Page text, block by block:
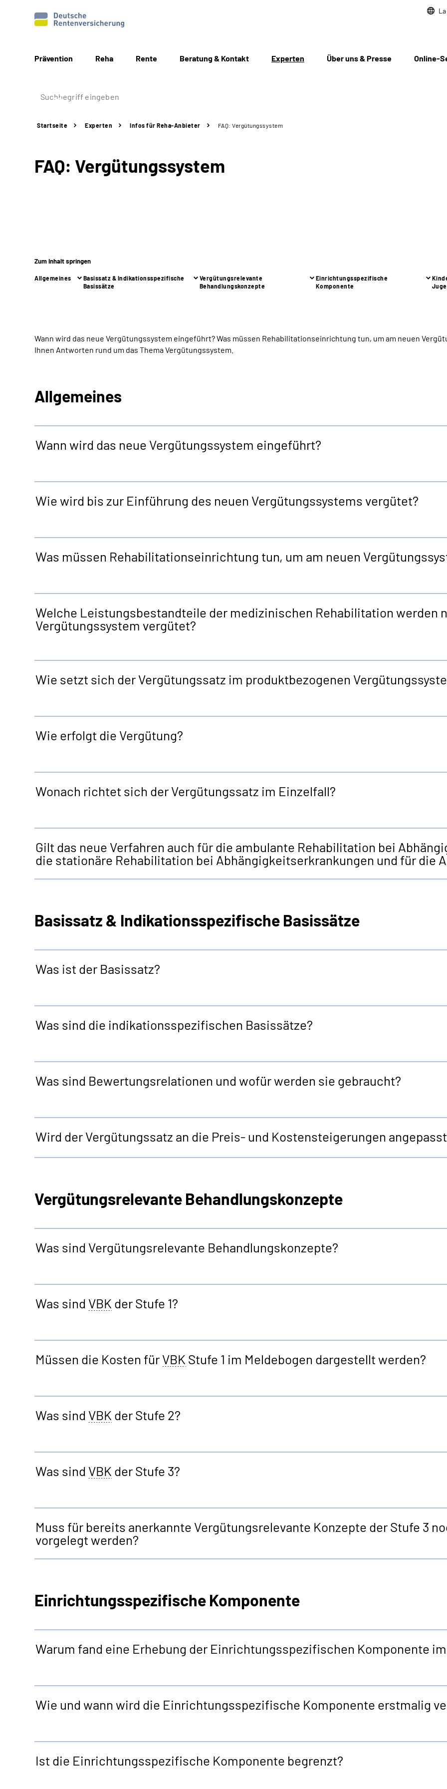
Prävention Reha Rente Beratung & Kontakt Experten Über uns & Presse Online-
Startseite Experten Infos für Reha-Anbieter FAQ: Vergütungssystem
FAQ: Vergütungssystem
Zum Inhalt springen
Allgemeines
Basissatz & Indikationsspezifische
Basissätze
Vergütungs­relevante
Behandlungs­konzepte
Einrichtungs­spezifische
Komponente
Wann wird das neue Vergütungssystem eingeführt? Was müssen Rehabilitationseinrichtung tun, um am neuen
Ihnen Antworten rund um das Thema Vergütungssystem.
Allgemeines
Wann wird das neue Vergütungssystem eingeführt?
Wie wird bis zur Einführung des neuen Vergütungssystems vergütet?
Was müssen Rehabilitationseinrichtung tun, um am neuen
Welche Leistungsbestandteile der medizinischen Rehabilitation werden
Vergütungssystem vergütet?
Wie setzt sich der Vergütungssatz im produktbezogenen
Wie erfolgt die Vergütung?
Wonach richtet sich der Vergütungssatz im Einzelfall?
Gilt das neue Verfahren auch für die ambulante Rehabilitation bei
die stationäre Rehabilitation bei Abhängigkeitserkrankungen und für die
Basissatz & Indikationsspezifische Basissätze
Was ist der Basissatz?
Was sind die indikationsspezifischen Basissätze?
Was sind Bewertungsrelationen und wofür werden sie gebraucht?
Wird der Vergütungssatz an die Preis- und Kostensteigerungen
Vergütungs­relevante Behandlungs­konzepte
Was sind Vergütungsrelevante Behandlungskonzepte?
Was sind VBK der Stufe 1?
Müssen die Kosten fürVBK Stufe 1 im Meldebogen dargestellt werden?
Was sind VBK der Stufe 2?
Was sind VBK der Stufe 3?
Muss für bereits anerkannte Vergütungsrelevante Konzepte der Stufe 3
vorgelegt werden?
Einrichtungs­spezifische Komponente
Warum fand eine Erhebung der Einrichtungsspezifischen Komponente
Wie und wann wird die Einrichtungsspezifische Komponente erstmalig
Ist die Einrichtungsspezifische Komponente begrenzt?